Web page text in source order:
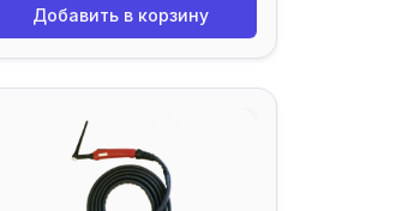
Добавить в корзину